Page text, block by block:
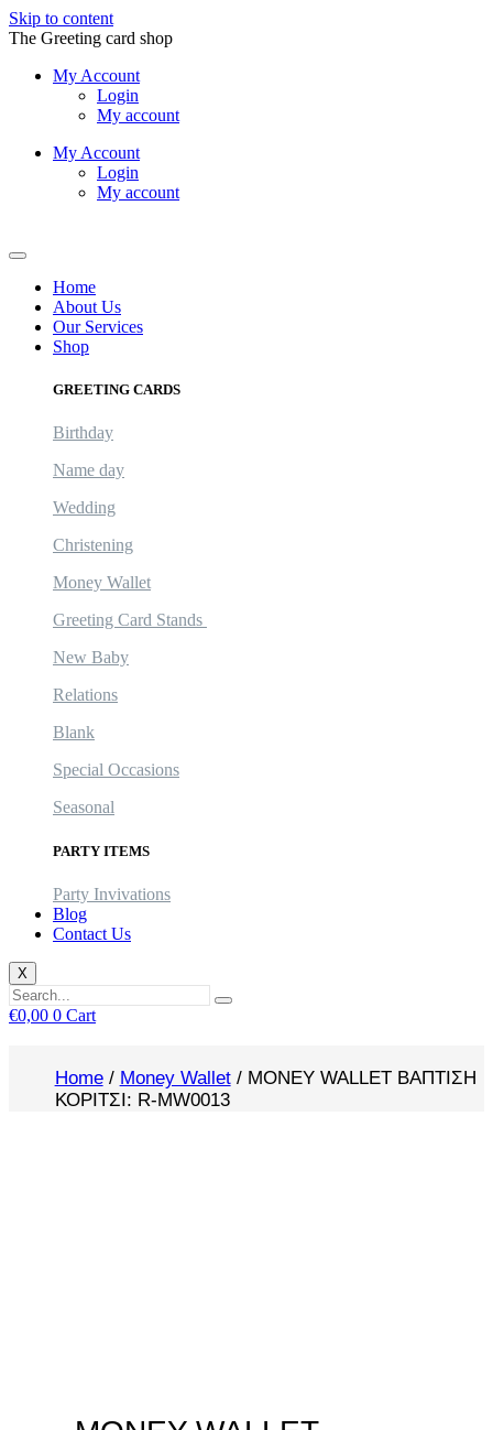
Skip to content
The Greeting card shop
My Account
Login
My account
My Account
Login
My account
Home
About Us
Our Services
Shop
GREETING CARDS
Birthday
Name day
Wedding
Christening
Money Wallet
Greeting Card Stands
New Baby
Relations
Blank
Special Occasions
Seasonal
PARTY ITEMS
Party Invivations
Blog
Contact Us
X
€0,00 0 Cart
Home/ Money Wallet/ MONEY WALLET ΒΑΠΤΙΣΗ
ΚΟΡΙΤΣΙ: R-MW0013